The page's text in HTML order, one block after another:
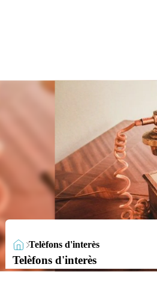
Telèfons d'interès
Telèfons d'interès